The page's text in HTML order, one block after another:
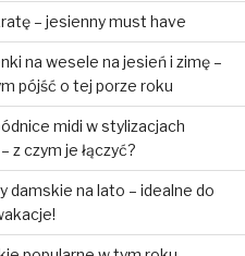
– jesienny must have
na wesele na jesień i zimę –
pójść o tej porze roku
midi w stylizacjach
z czym je łączyć?
damskie na lato – idealne do